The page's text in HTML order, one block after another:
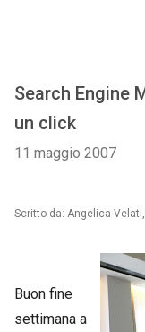
Search Engine
un click
11 maggio 2007
Scritto da: Angelica
Buon fine
settimana a